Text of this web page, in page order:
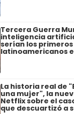
Tercera Guerra
inteligencia
serían los
latinoamericanos
La historia real de
una mujer", la
Netflix sobre el
que descuartizó a